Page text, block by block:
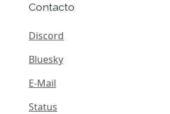
Contacto
Discord
Bluesky
E-Mail
Status